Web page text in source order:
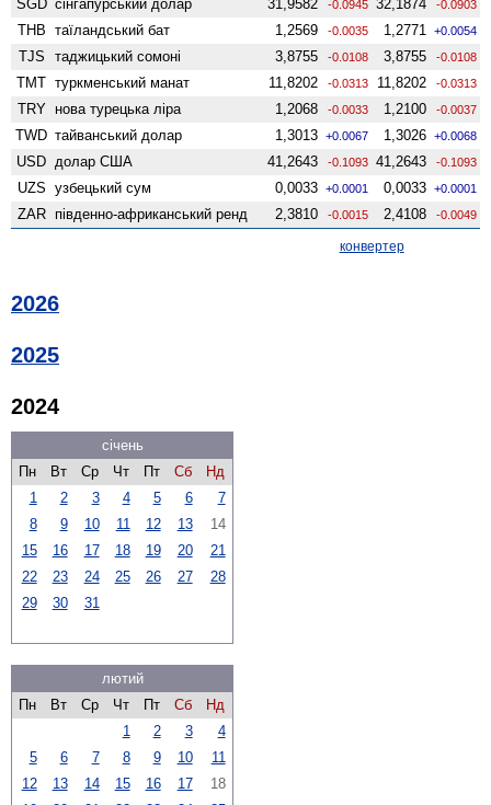
SGD сінгапурський долар 31,9582 -0.0945 32,1874 -0.0903
THB таїландський бат 1,2569 -0.0035 1,2771 +0.0054
TJS таджицький сомоні 3,8755 -0.0108 3,8755 -0.0108
TMT туркменський манат 11,8202 -0.0313 11,8202 -0.0313
TRY нова турецька ліра 1,2068 -0.0033 1,2100 -0.0037
TWD тайванський долар 1,3013 +0.0067 1,3026 +0.0068
USD долар США 41,2643 -0.1093 41,2643 -0.1093
UZS узбецький сум 0,0033 +0.0001 0,0033 +0.0001
ZAR південно-африканський ренд 2,3810 -0.0015 2,4108 -0.0049
конвертер
2026
2025
2024
січень
Пн
Вт Ср Чт Пт Сб
Нд
1
2 3 4 5 6
7
8
9 10 11 12 13
14
15
16 17 18 19 20
21
22
23 24 25 26 27
28
29
30 31
лютий
Пн
Вт Ср Чт Пт Сб
Нд
1
2 3
4
5
6 7 8 9 10
11
12
13 14 15 16 17
18